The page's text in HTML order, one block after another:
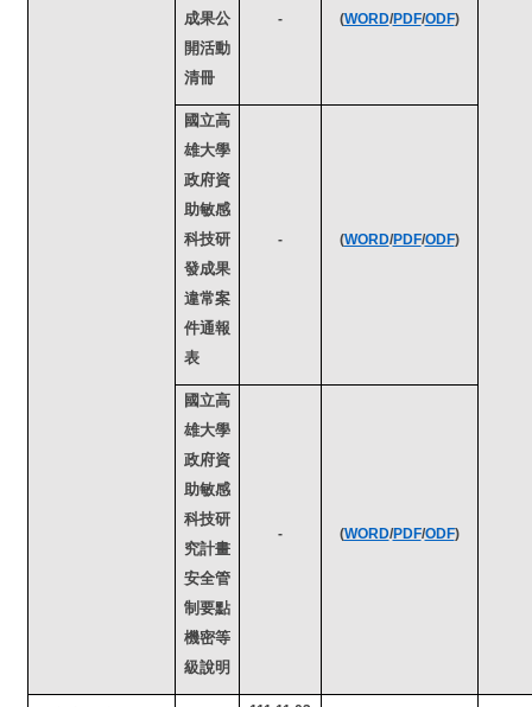
成果公
開活動
清冊
- (WORD/PDF/ODF)
國立高
雄大學
政府資
助敏感
科技研
發成果
違常案
件通報
表
- (WORD/PDF/ODF)
國立高
雄大學
政府資
助敏感
科技研
究計畫
安全管
制要點
機密等
級說明
- (WORD/PDF/ODF)